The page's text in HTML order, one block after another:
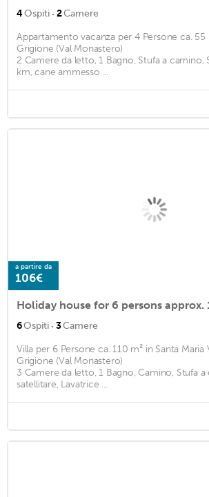
4Ospiti · 2Camere
Appartamento vacanza per 4 Persone ca. 55
Grigione (Val Monastero)
2 Camere da letto, 1 Bagno, Stufa a camino,
km, cane ammesso ...
a partire da
106€
Holiday house for 6 persons approx.
6Ospiti · 3Camere
Villa per 6 Persone ca. 110 m² in Santa Maria
Grigione (Val Monastero)
3 Camere da letto, 1 Bagno, Camino, Stufa a
satellitare, Lavatrice ...